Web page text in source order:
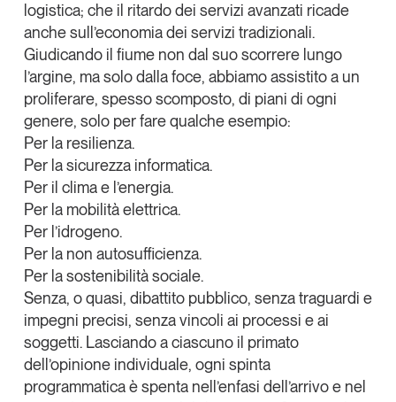
logistica; che il ritardo dei servizi avanzati ricade
anche sull’economia dei servizi tradizionali.
Giudicando il fiume non dal suo scorrere lungo
l’argine, ma solo dalla foce, abbiamo assistito a un
proliferare, spesso scomposto, di piani di ogni
genere, solo per fare qualche esempio:
Per la resilienza.
Per la sicurezza informatica.
Per il clima e l’energia.
Per la mobilità elettrica.
Per l’idrogeno.
Per la non autosufficienza.
Per la sostenibilità sociale.
Senza, o quasi, dibattito pubblico, senza traguardi e
impegni precisi, senza vincoli ai processi e ai
soggetti. Lasciando a ciascuno il primato
dell’opinione individuale, ogni spinta
programmatica è spenta nell’enfasi dell’arrivo e nel